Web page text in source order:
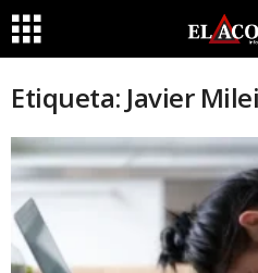
Etiqueta: Javier Milei